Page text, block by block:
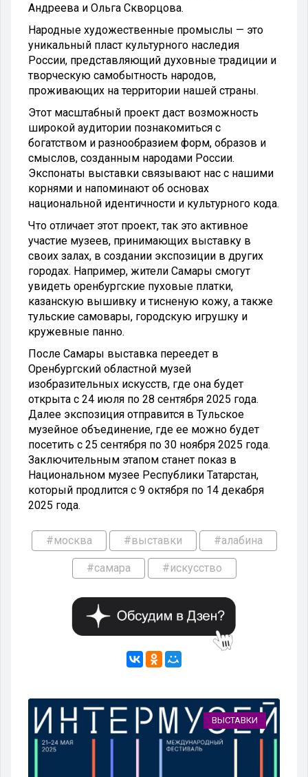
Андреева и Ольга Скворцова.
Народные художественные промыслы — это
уникальный пласт культурного наследия
России, представляющий духовные традиции и
творческую самобытность народов,
проживающих на территории нашей страны.
Этот масштабный проект даст возможность
широкой аудитории познакомиться с
богатством и разнообразием форм, образов и
смыслов, созданным народами России.
Экспонаты выставки связывают нас с нашими
корнями и напоминают об основах
национальной идентичности и культурного кода.
Что отличает этот проект, так это активное
участие музеев, принимающих выставку в
своих залах, в создании экспозиции в других
городах. Например, жители Самары смогут
увидеть оренбургские пуховые платки,
казанскую вышивку и тисненую кожу, а также
тульские самовары, городскую игрушку и
кружевные панно.
После Самары выставка переедет в
Оренбургский областной музей
изобразительных искусств, где она будет
открыта с 24 июля по 28 сентября 2025 года.
Далее экспозиция отправится в Тульское
музейное объединение, где ее можно будет
посетить с 25 сентября по 30 ноября 2025 года.
Заключительным этапом станет показ в
Национальном музее Республики Татарстан,
который продлится с 9 октября по 14 декабря
2025 года.
#москва #выставки #алабина
#самара #искусство
ВЫСТАВКИ